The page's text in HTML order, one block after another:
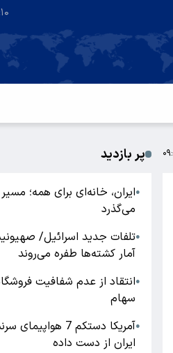
پر بازدید
●ایران، خانه‌ای برای همه؛
می‌گذرد
●تلفات جدید اسرائیل/
آمار کشته‌ها طفره می‌روند
●انتقاد از عدم شفافیت
سهام
●
آمریکا دستکم 7
ایران از دست داده